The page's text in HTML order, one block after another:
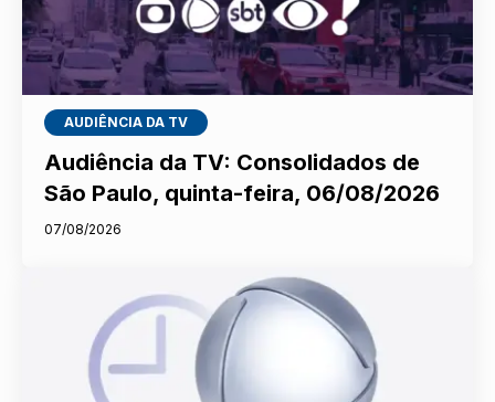
AUDIÊNCIA DA TV
Audiência da TV: Consolidados de
São Paulo, quinta-feira, 06/08/2026
07/08/2026